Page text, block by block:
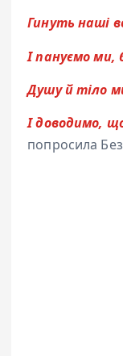
Гинуть наші
І пануємо ми,
Душу й тіло
І доводимо,
попросила